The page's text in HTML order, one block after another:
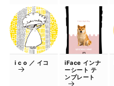
i c o ／ イコ
iFace インナ
ーシート テ
ンプレート